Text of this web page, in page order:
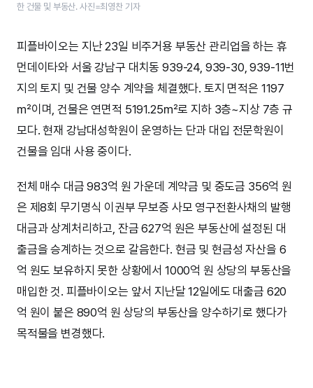
한 건물 및 부동산. 사진=최영찬 기자
피플바이오는 지난 23일 비주거용 부동산 관리업을 하는 휴
먼데이타와 서울 강남구 대치동 939-24, 939-30, 939-11번
지의 토지 및 건물 양수 계약을 체결했다. 토지 면적은 1197
㎡이며, 건물은 연면적 5191.25㎡로 지하 3층~지상 7층 규
모다. 현재 강남대성학원이 운영하는 단과 대입 전문학원이
건물을 임대 사용 중이다.
전체 매수 대금 983억 원 가운데 계약금 및 중도금 356억 원
은 제8회 무기명식 이권부 무보증 사모 영구전환사채의 발행
대금과 상계처리하고, 잔금 627억 원은 부동산에 설정된 대
출금을 승계하는 것으로 갈음한다. 현금 및 현금성 자산을 6
억 원도 보유하지 못한 상황에서 1000억 원 상당의 부동산을
매입한 것. 피플바이오는 앞서 지난달 12일에도 대출금 620
억 원이 붙은 890억 원 상당의 부동산을 양수하기로 했다가
목적물을 변경했다.